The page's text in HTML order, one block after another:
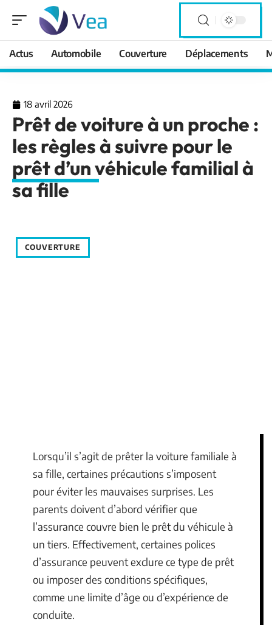
Actus Automobile Couverture Déplacements
18 avril 2026
Prêt de voiture à un proche :
les règles à suivre pour le
prêt d’un véhicule familial à
sa fille
COUVERTURE
Lorsqu’il s’agit de prêter la voiture familiale à
sa fille, certaines précautions s’imposent
pour éviter les mauvaises surprises. Les
parents doivent d’abord vérifier que
l’assurance couvre bien le prêt du véhicule à
un tiers. Effectivement, certaines polices
d’assurance peuvent exclure ce type de prêt
ou imposer des conditions spécifiques,
comme une limite d’âge ou d’expérience de
conduite.